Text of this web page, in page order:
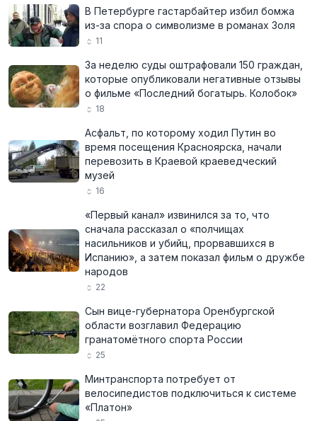
В Петербурге гастарбайтер избил бомжа
из-за спора о символизме в романах Золя
11
За неделю суды оштрафовали 150 граждан,
которые опубликовали негативные отзывы
о фильме «Последний богатырь. Колобок»
18
Асфальт, по которому ходил Путин во
время посещения Красноярска, начали
перевозить в Краевой краеведческий
музей
16
«Первый канал» извинился за то, что
сначала рассказал о «полчищах
насильников и убийц, прорвавшихся в
Испанию», а затем показал фильм о дружбе
народов
22
Сын вице-губернатора Оренбургской
области возглавил Федерацию
гранатомётного спорта России
25
Минтранспорта потребует от
велосипедистов подключиться к системе
«Платон»